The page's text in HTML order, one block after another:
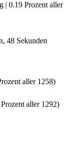
| 0.19 Prozent aller
48 Sekunden
aller 1258)
aller 1292)